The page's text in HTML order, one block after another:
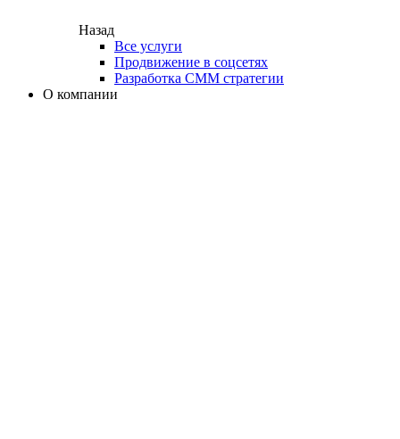
Назад
Все услуги
Продвижение в соцсетях
Разработка СММ стратегии
О компании